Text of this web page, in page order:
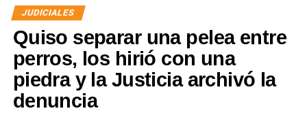
JUDICIALES
Quiso separar una pelea entre
perros, los hirió con una
piedra y la Justicia archivó la
denuncia